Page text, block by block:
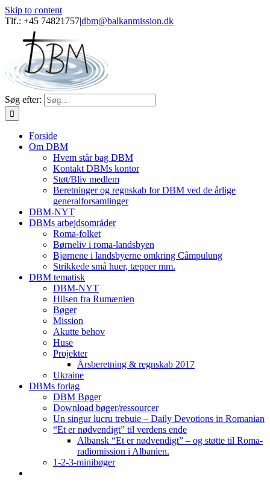
Skip to content
Tlf.: +45 74821757|dbm@balkanmission.dk
Søg efter:
Forside
Om DBM
Hvem står bag DBM
Kontakt DBMs kontor
Støt/Bliv medlem
Beretninger og regnskab for DBM ved de årlige
generalforsamlinger
DBM-NYT
DBMs arbejdsområder
Roma-folket
Børneliv i roma-landsbyen
Bjørnene i landsbyerne omkring Câmpulung
Strikkede små huer, tæpper mm.
DBM tematisk
DBM-NYT
Hilsen fra Rumænien
Bøger
Mission
Akutte behov
Huse
Projekter
Årsberetning & regnskab 2017
Ukraine
DBMs forlag
DBM Bøger
Download bøger/ressourcer
Un singur lucru trebuie – Daily Devotions in Romanian
“Et er nødvendigt” til verdens ende
Albansk “Et er nødvendigt” – og støtte til Roma-
radiomission i Albanien.
1-2-3-minibøger